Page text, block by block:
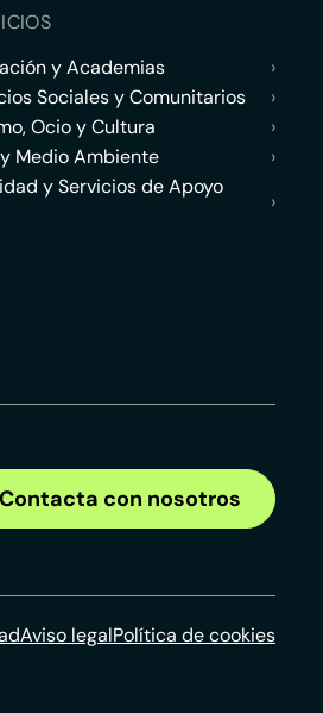
y Academias
›
Sociales y Comunitarios
›
Ocio y Cultura
›
Medio Ambiente
›
y Servicios de Apoyo
›
Contacta con nosotros
Aviso legalPolítica de cookies